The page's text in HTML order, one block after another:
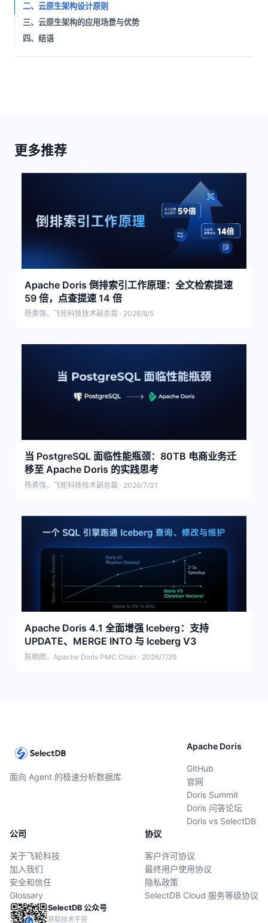
二、云原生架构设计原则
三、云原生架构的应用场景与优势
四、结语
更多推荐
Apache Doris 倒排索引工作原理：全文检索提速
59 倍，点查提速 14 倍
杨勇强，飞轮科技技术副总裁 · 2026/8/5
当 PostgreSQL 面临性能瓶颈：80TB 电商业务迁
移至 Apache Doris 的实践思考
杨勇强，飞轮科技技术副总裁 · 2026/7/31
Apache Doris 4.1 全面增强 Iceberg：支持
UPDATE、MERGE INTO 与 Iceberg V3
陈明雨，Apache Doris PMC Chair · 2026/7/29
面向 Agent 的极速分析数据库
Apache Doris
GitHub
官网
Doris Summit
Doris 问答论坛
Doris vs SelectDB
公司
关于飞轮科技
加入我们
安全和信任
Glossary
协议
客户许可协议
最终用户使用协议
隐私政策
SelectDB Cloud 服务等级协议
SelectDB 公众号
获取技术干货